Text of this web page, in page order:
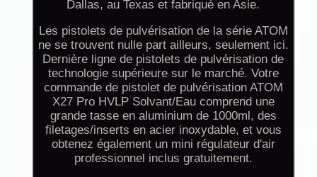
Dallas, au Texas et fabriqué en Asie.
Les pistolets de pulvérisation de la série ATOM
ne se trouvent nulle part ailleurs, seulement ici.
Dernière ligne de pistolets de pulvérisation de
technologie supérieure sur le marché. Votre
commande de pistolet de pulvérisation ATOM
X27 Pro HVLP Solvant/Eau comprend une
grande tasse en aluminium de 1000ml, des
filetages/inserts en acier inoxydable, et vous
obtenez également un mini régulateur d'air
professionnel inclus gratuitement.